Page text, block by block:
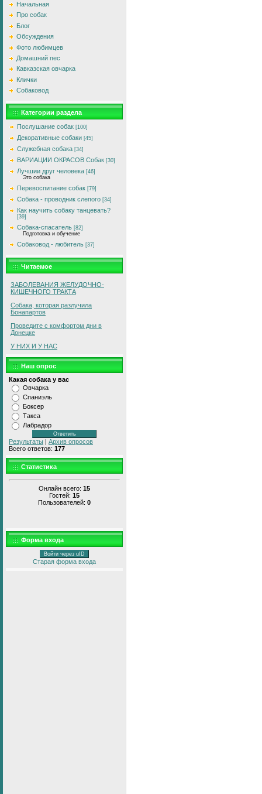
Начальная
Про собак
Блог
Обсуждения
Фото любимцев
Домашний пес
Кавказская овчарка
Клички
Собаковод
Категории раздела
Послушание собак [100]
Декоративные собаки [45]
Служебная собака [34]
ВАРИАЦИИ ОКРАСОВ Собак [30]
Лучшии друг человека [46]
Это собака
Перевоспитание собак [79]
Собака - проводник слепого [34]
Как научить собаку танцевать?
[39]
Собака-спасатель [82]
Подготовка и обучение
Собаковод - любитель [37]
Читаемое
ЗАБОЛЕВАHИЯ ЖЕЛУДОЧНО-
КИШЕЧНОГО ТРАКТА
Собака, которая разлучила
Бонапартов
Проведите с комфортом дни в
Донецке
У НИХ И У НАС
Наш опрос
Какая собака у вас
Овчарка
Спаниэль
Боксер
Такса
Лабрадор
Результаты | Архив опросов
Всего ответов: 177
Статистика
Онлайн всего: 15
Гостей: 15
Пользователей: 0
Форма входа
Войти через uID
Старая форма входа